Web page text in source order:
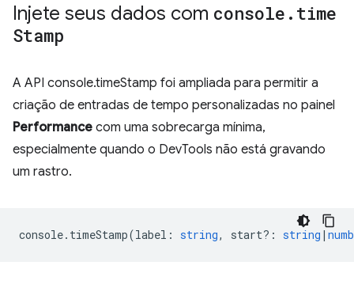
Injete seus dados com console . time
Stamp
A API console.timeStamp foi ampliada para permitir a
criação de entradas de tempo personalizadas no painel
Performance com uma sobrecarga mínima,
especialmente quando o DevTools não está gravando
um rastro.
console. timeStamp(label : string, start? : string |